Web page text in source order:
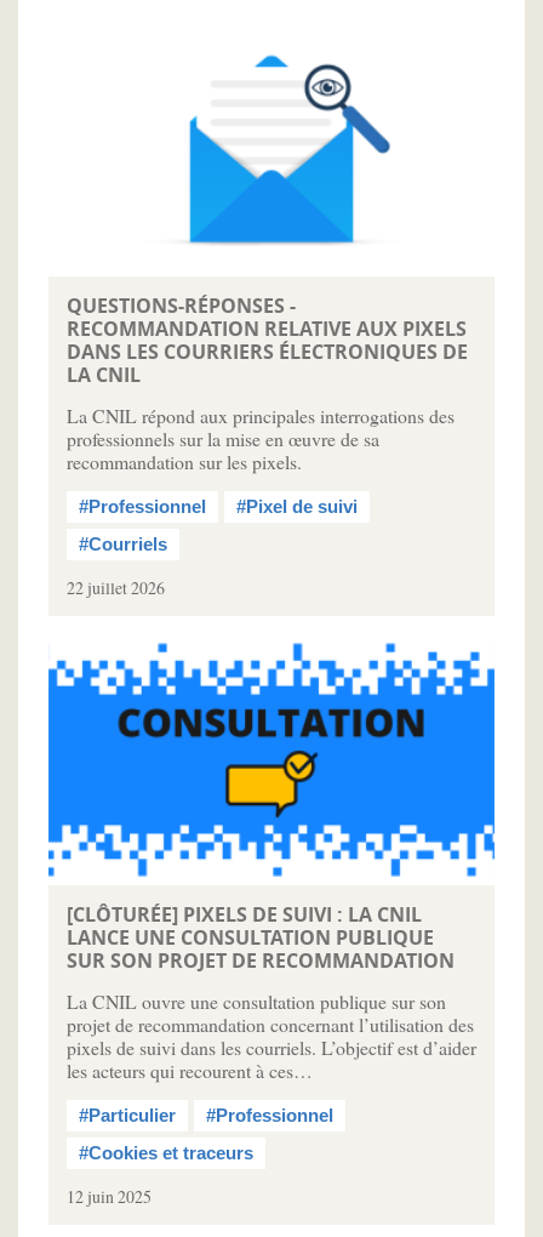
QUESTIONS-RÉPONSES -
RECOMMANDATION RELATIVE AUX PIXELS
DANS LES COURRIERS ÉLECTRONIQUES DE
LA CNIL
La CNIL répond aux principales interrogations des
professionnels sur la mise en œuvre de sa
recommandation sur les pixels.
#Professionnel
#Pixel de suivi
#Courriels
22 juillet 2026
[CLÔTURÉE] PIXELS DE SUIVI : LA CNIL
LANCE UNE CONSULTATION PUBLIQUE
SUR SON PROJET DE RECOMMANDATION
La CNIL ouvre une consultation publique sur son
projet de recommandation concernant l’utilisation des
pixels de suivi dans les courriels. L’objectif est d’aider
les acteurs qui recourent à ces…
#Particulier
#Professionnel
#Cookies et traceurs
12 juin 2025